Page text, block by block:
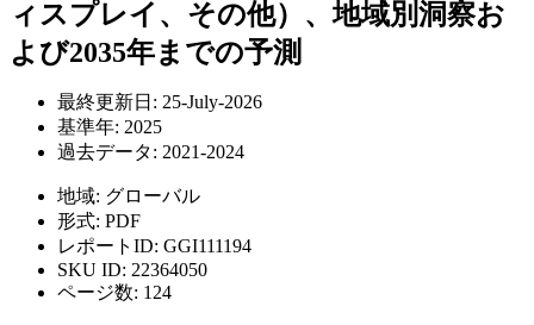
ィスプレイ、その他）、地域別洞察お
よび2035年までの予測
最終更新日: 25-July-2026
基準年: 2025
過去データ: 2021-2024
地域: グローバル
形式: PDF
レポートID: GGI111194
SKU ID: 22364050
ページ数: 124